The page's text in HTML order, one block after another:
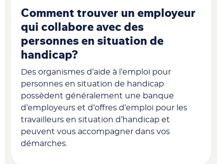
Comment trouver un employeur
qui collabore avec des
personnes en situation de
handicap?
Des organismes d’aide à l’emploi pour
personnes en situation de handicap
possèdent généralement une banque
d’employeurs et d’offres d’emploi pour les
travailleurs en situation d’handicap et
peuvent vous accompagner dans vos
démarches.